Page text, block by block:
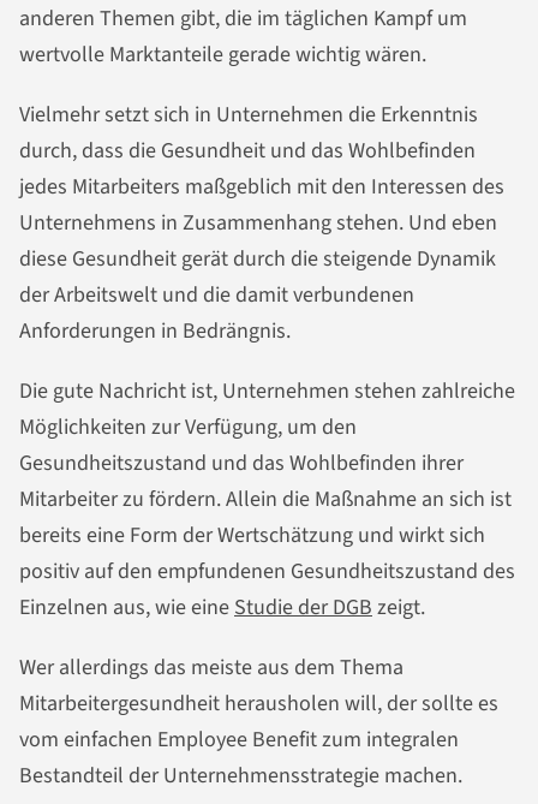
anderen Themen gibt, die im täglichen Kampf um
wertvolle Marktanteile gerade wichtig wären.
Vielmehr setzt sich in Unternehmen die Erkenntnis
durch, dass die Gesundheit und das Wohlbefinden
jedes Mitarbeiters maßgeblich mit den Interessen des
Unternehmens in Zusammenhang stehen. Und eben
diese Gesundheit gerät durch die steigende Dynamik
der Arbeitswelt und die damit verbundenen
Anforderungen in Bedrängnis.
Die gute Nachricht ist, Unternehmen stehen zahlreiche
Möglichkeiten zur Verfügung, um den
Gesundheitszustand und das Wohlbefinden ihrer
Mitarbeiter zu fördern. Allein die Maßnahme an sich ist
bereits eine Form der Wertschätzung und wirkt sich
positiv auf den empfundenen Gesundheitszustand des
Einzelnen aus, wie eine Studie der DGB zeigt.
Wer allerdings das meiste aus dem Thema
Mitarbeitergesundheit herausholen will, der sollte es
vom einfachen Employee Benefit zum integralen
Bestandteil der Unternehmensstrategie machen.